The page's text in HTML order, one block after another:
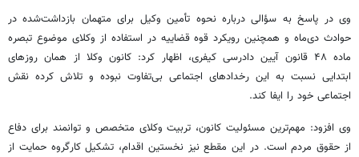
وی در پاسخ به سؤالی درباره نحوه تأمین وکیل برای متهمان بازداشت‌شده در
حوادث دی‌ماه و همچنین رویکرد قوه قضاییه در استفاده از وکلای موضوع تبصره
ماده ۴۸ قانون آیین دادرسی کیفری، اظهار کرد: کانون وکلا از همان روزهای
ابتدایی نسبت به این رخدادهای اجتماعی بی‌تفاوت نبوده و تلاش کرده نقش
اجتماعی خود را ایفا کند.
وی افزود: مهم‌ترین مسئولیت کانون، تربیت وکلای متخصص و توانمند برای دفاع
از حقوق مردم است. در این مقطع نیز نخستین اقدام، تشکیل کارگروه حمایت از